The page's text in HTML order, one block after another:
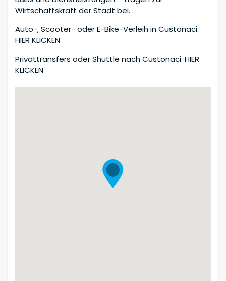
Wirtschaftskraft der Stadt bei.
Auto-, Scooter- oder E-Bike-Verleih in Custonaci:
HIER KLICKEN
Privattransfers oder Shuttle nach Custonaci: HIER
KLICKEN